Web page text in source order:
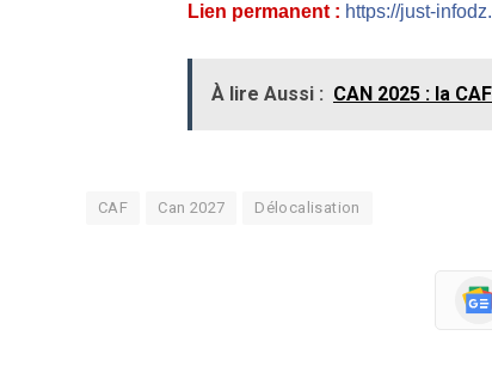
Lien permanent : https://just-
À lire Aussi : CAN 2025 : la
CAF Can 2027 Délocalisation